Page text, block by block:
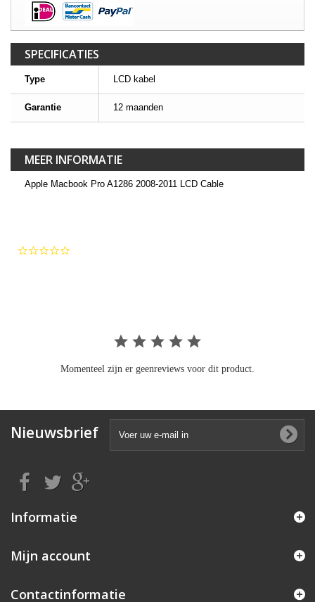
SPECIFICATIES
Type LCD kabel
Garantie 12 maanden
MEER INFORMATIE
Apple Macbook Pro A1286 2008-2011 LCD Cable
Momenteel zijn er geenreviews voor dit product.
Nieuwsbrief
Informatie
Mijn account
Contactinformatie